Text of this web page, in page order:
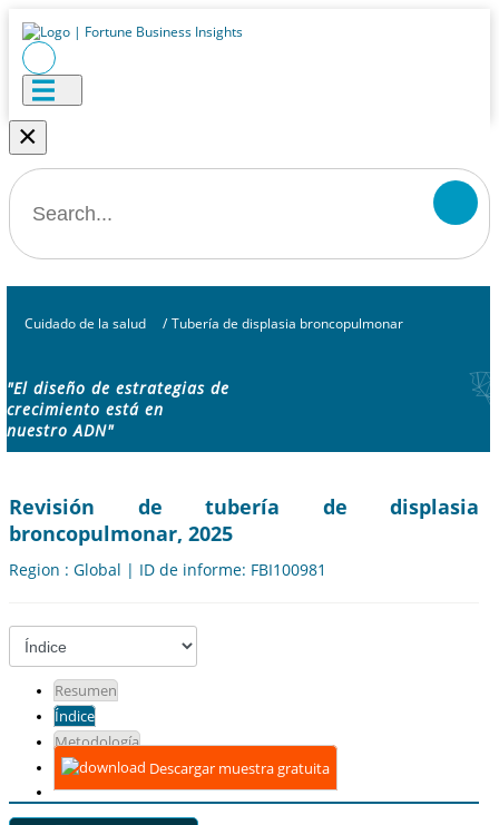
×
Cuidado de la salud / Tubería de displasia broncopulmonar
"El diseño de estrategias de
crecimiento está en
nuestro ADN"
Revisión de tubería de displasia
broncopulmonar, 2025
Region : Global | ID de informe: FBI100981
Resumen
Índice
Metodología
Descargar muestra gratuita